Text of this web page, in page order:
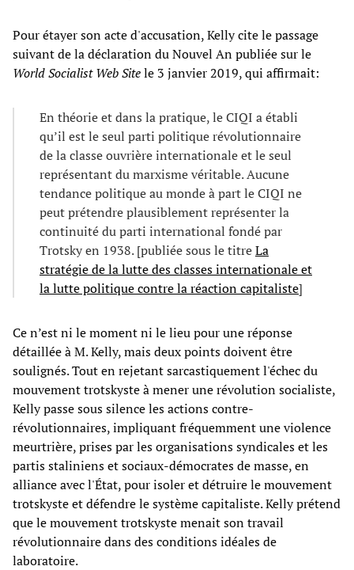
Pour étayer son acte d'accusation, Kelly cite le passage
suivant de la déclaration du Nouvel An publiée sur le
World Socialist Web Sitele 3 janvier 2019, qui affirmait:
En théorie et dans la pratique, le CIQI a établi
qu’il est le seul parti politique révolutionnaire
de la classe ouvrière internationale et le seul
représentant du marxisme véritable. Aucune
tendance politique au monde à part le CIQI ne
peut prétendre plausiblement représenter la
continuité du parti international fondé par
Trotsky en 1938. [publiée sous le titreLa
stratégie de la lutte des classes internationale et
la lutte politique contre la réaction capitaliste]
Ce n’est ni le moment ni le lieu pour une réponse
détaillée à M. Kelly, mais deux points doivent être
soulignés. Tout en rejetant sarcastiquement l'échec du
mouvement trotskyste à mener une révolution socialiste,
Kelly passe sous silence les actions contre-
révolutionnaires, impliquant fréquemment une violence
meurtrière, prises par les organisations syndicales et les
partis staliniens et sociaux-démocrates de masse, en
alliance avec l'État, pour isoler et détruire le mouvement
trotskyste et défendre le système capitaliste. Kelly prétend
que le mouvement trotskyste menait son travail
révolutionnaire dans des conditions idéales de
laboratoire.